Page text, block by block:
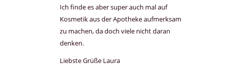
Ich finde es aber super auch mal auf
Kosmetik aus der Apotheke aufmerksam
zu machen, da doch viele nicht daran
denken.
Liebste Grüße Laura